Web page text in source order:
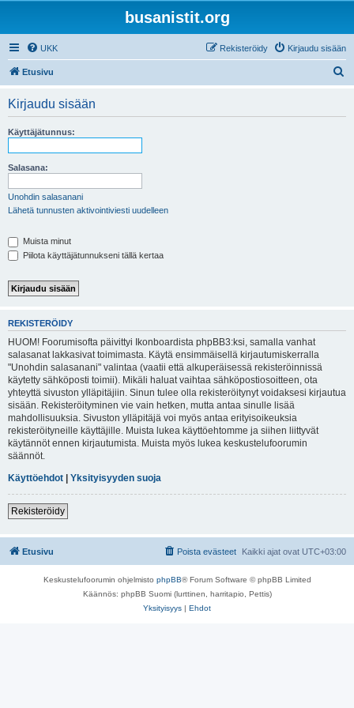
busanistit.org
UKK Kirjaudu sisään
Rekisteröidy
Etusivu
Kirjaudu sisään
Käyttäjätunnus:
Salasana:
Unohdin salasanani
Lähetä tunnusten aktivointiviesti uudelleen
Muista minut
Piilota käyttäjätunnukseni tällä kertaa
REKISTERÖIDY
HUOM! Foorumisofta päivittyi Ikonboardista phpBB3:ksi, samalla vanhat
salasanat lakkasivat toimimasta. Käytä ensimmäisellä kirjautumiskerralla
"Unohdin salasanani" valintaa (vaatii että alkuperäisessä rekisteröinnissä
käytetty sähköposti toimii). Mikäli haluat vaihtaa sähköpostiosoitteen, ota
yhteyttä sivuston ylläpitäjiin. Sinun tulee olla rekisteröitynyt voidaksesi kirjautua
sisään. Rekisteröityminen vie vain hetken, mutta antaa sinulle lisää
mahdollisuuksia. Sivuston ylläpitäjä voi myös antaa erityisoikeuksia
rekisteröityneille käyttäjille. Muista lukea käyttöehtomme ja siihen liittyvät
käytännöt ennen kirjautumista. Muista myös lukea keskustelufoorumin
säännöt.
Käyttöehdot | Yksityisyyden suoja
Rekisteröidy
Etusivu Kaikki ajat ovat UTC+03:00
Poista evästeet
Keskustelufoorumin ohjelmisto phpBB® Forum Software © phpBB Limited
Käännös: phpBB Suomi (lurttinen, harritapio, Pettis)
Yksityisyys | Ehdot